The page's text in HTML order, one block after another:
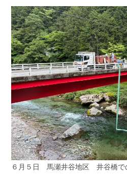
日:
テ
ゴ
リ
ー:
６月５日 馬瀬井谷地区 井谷橋で